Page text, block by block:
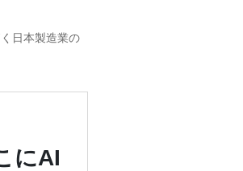
日本製造業の
にAI